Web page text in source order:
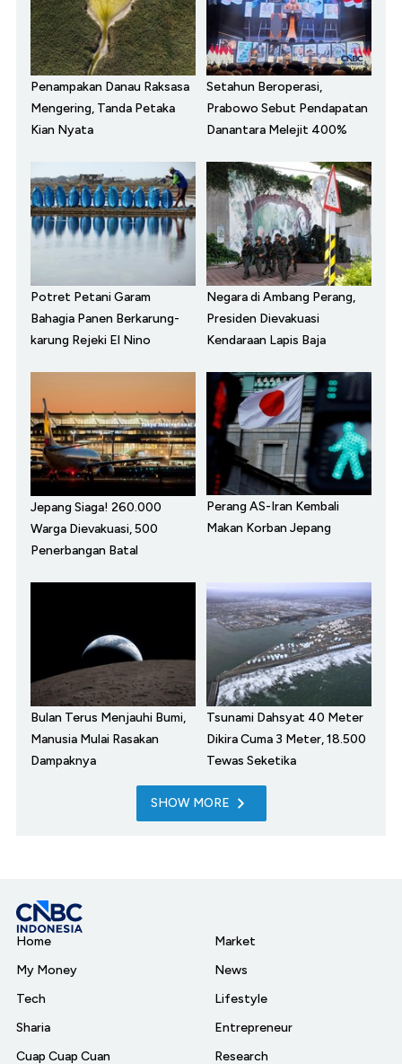
Penampakan Danau Raksasa
Mengering, Tanda Petaka
Kian Nyata
Setahun Beroperasi,
Prabowo Sebut Pendapatan
Danantara Melejit 400%
Potret Petani Garam
Bahagia Panen Berkarung-
karung Rejeki El Nino
Negara di Ambang Perang,
Presiden Dievakuasi
Kendaraan Lapis Baja
Jepang Siaga! 260.000
Warga Dievakuasi, 500
Penerbangan Batal
Perang AS-Iran Kembali
Makan Korban Jepang
Bulan Terus Menjauhi Bumi,
Manusia Mulai Rasakan
Dampaknya
Tsunami Dahsyat 40 Meter
Dikira Cuma 3 Meter, 18.500
Tewas Seketika
SHOW MORE
Home
My Money
Tech
Sharia
Cuap Cuap Cuan
Market
News
Lifestyle
Entrepreneur
Research